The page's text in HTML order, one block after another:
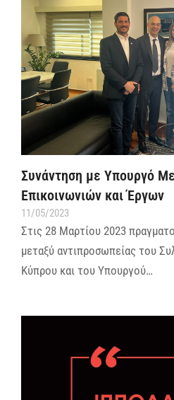
Συνάντηση με Υπουργό
Επικοινωνιών και Έργων
11/05/2023
Στις 28 Μαρτίου 2023
μεταξύ αντιπροσωπείας του
Κύπρου και του Υπουργού…